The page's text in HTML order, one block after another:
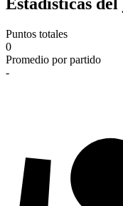
Estadísticas
Puntos totales
0
Promedio por partido
-